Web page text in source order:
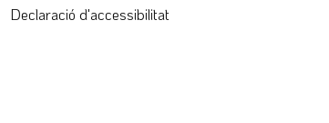
Declaració d'accessibilitat